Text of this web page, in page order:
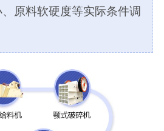
、原料软硬度等实际条件调